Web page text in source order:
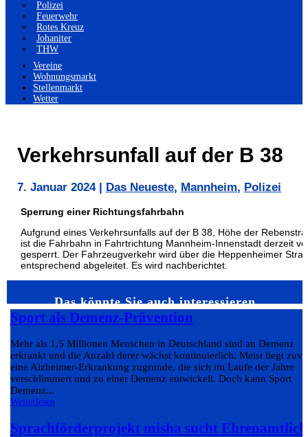
Polizei
Feuerwehr
Rotes Kreuz
Johaniter
THW
Vereine
Wohnungsmarkt
Stellenmarkt
Wetter
Verkehrsunfall auf der B 38
7. Januar 2024| Das Neueste, Mannheim, Polizei
Sperrung einer Richtungsfahrbahn
Aufgrund eines Verkehrsunfalls auf der B 38, Höhe der
ist die Fahrbahn in Fahrtrichtung Mannheim-Innenstadt derzeit
gesperrt. Der Fahrzeugverkehr wird über die Heppenheimer
entsprechend abgeleitet. Es wird nachberichtet.
Das könnte Sie auch interessieren…
Sport als Demenz-Prävention
Mehr als 1,5 Millionen Menschen in Deutschland sind an Demenz
erkrankt und die Anzahl derer wächst kontinuierlich. Meist liegt
eine Alzheimer-Erkrankung zugrunde, die sich im Laufe der Jahre
verschlimmert und zu einer Demenz entwickelt. Doch kann Sport
Demenz...
Weiterlesen
Sprachförderprojekt misha sucht